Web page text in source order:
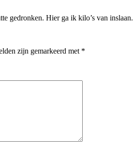
gedronken. Hier ga ik kilo’s van inslaan.
zijn gemarkeerd met *